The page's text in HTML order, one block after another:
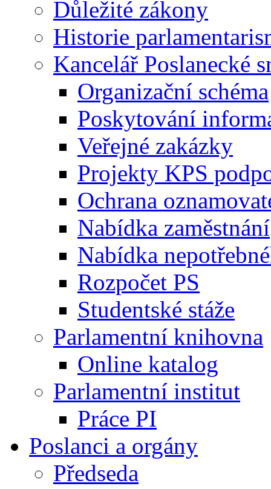
Důležité zákony
Historie
Kancelář Poslanecké
Organizační schéma
Poskytování
Veřejné zakázky
Projekty KPS
Ochrana
Nabídka zaměstnání
Nabídka
Rozpočet PS
Studentské stáže
Parlamentní knihovna
Online katalog
Parlamentní institut
Práce PI
Poslanci a orgány
Předseda